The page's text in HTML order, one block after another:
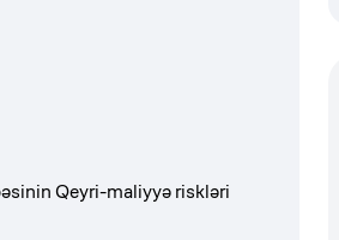
Qeyri-maliyyə riskləri